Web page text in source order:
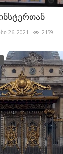
26, 2021 2159